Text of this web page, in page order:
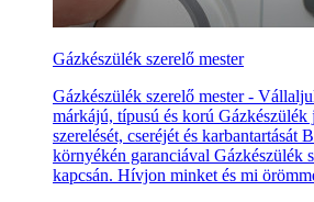
Gázkészülék szerelő mester
Gázkészülék szerelő mester -
márkájú, típusú és korú Gázkészülék
szerelését, cseréjét és karbantartását
környékén garanciával Gázkészülék
kapcsán. Hívjon minket és mi